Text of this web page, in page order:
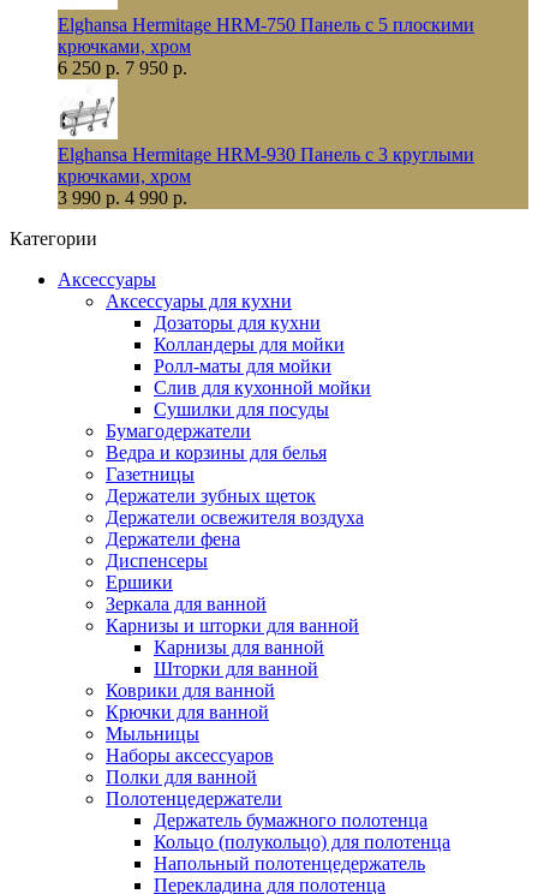
Elghansa Hermitage HRM-750 Панель с 5 плоскими
крючками, хром
6 250 р. 7 950 р.
Elghansa Hermitage HRM-930 Панель с 3 круглыми
крючками, хром
3 990 р. 4 990 р.
Категории
Аксессуары
Аксессуары для кухни
Дозаторы для кухни
Колландеры для мойки
Ролл-маты для мойки
Слив для кухонной мойки
Сушилки для посуды
Бумагодержатели
Ведра и корзины для белья
Газетницы
Держатели зубных щеток
Держатели освежителя воздуха
Держатели фена
Диспенсеры
Ершики
Зеркала для ванной
Карнизы и шторки для ванной
Карнизы для ванной
Шторки для ванной
Коврики для ванной
Крючки для ванной
Мыльницы
Наборы аксессуаров
Полки для ванной
Полотенцедержатели
Держатель бумажного полотенца
Кольцо (полукольцо) для полотенца
Напольный полотенцедержатель
Перекладина для полотенца